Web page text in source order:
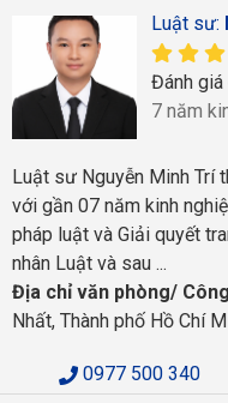
Luật sư:
Đánh giá
7 năm
Luật sư Nguyễn Minh Trí
với gần 07 năm kinh
pháp luật và Giải quyết
nhân Luật và sau ...
Địa chỉ văn phòng/
Nhất, Thành phố Hồ Chí
0977 500 340